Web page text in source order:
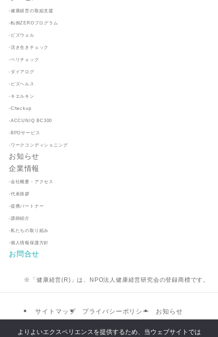
-健康経営の取組支援
-転倒ZEROプログラム
-ビズウェル
-活き生きチェック
-ペリチェック
-ダイアログ
-ビズヘルス
-キエルキン
-Checkup
-ACCUNIQ BC300
-BPOサービス
-ワークコンディショニング
お知らせ
企業情報
-会社概要・アクセス
-代表挨拶
-提携パートナー
-講師紹介
-私たちの取り組み
-個人情報保護方針
お問合せ
※「健康経営(R)」は、NPO法人健康経営研究会の登録商標です。
サイトマップ プライバシーポリシー
お知らせ
よりよいエクスペリエンスを提供するため、当ウェブサイトでは